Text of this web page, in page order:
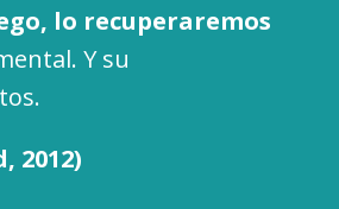
lo recuperaremos
Y su
2012)